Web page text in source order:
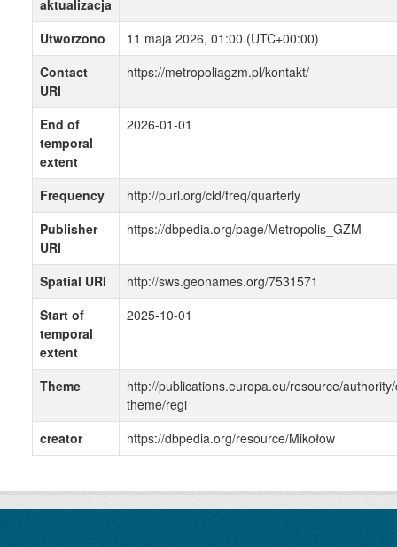
aktualizacja
Utworzono
11 maja 2026, 01:00 (UTC+00:00)
Contact
URI
https://metropoliagzm.pl/kontakt/
End of
temporal
extent
2026-01-01
Frequency
http://purl.org/cld/freq/quarterly
Publisher
URI
https://dbpedia.org/page/Metropolis_GZM
Spatial URI
http://sws.geonames.org/7531571
Start of
temporal
extent
2025-10-01
Theme
http://publications.europa.eu/resource/
theme/regi
creator
https://dbpedia.org/resource/Mikołów